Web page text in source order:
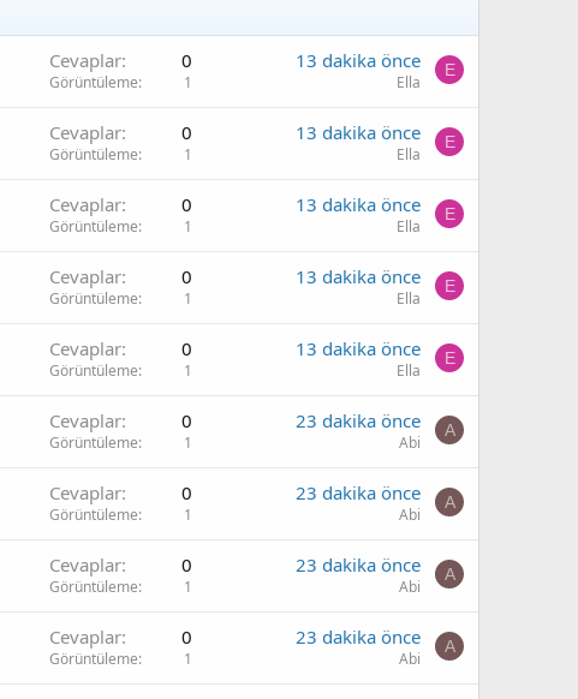
Cevaplar 0
Görüntüleme 1
13 dakika önce
Ella
E
Cevaplar 0
Görüntüleme 1
13 dakika önce
Ella
E
Cevaplar 0
Görüntüleme 1
13 dakika önce
Ella
E
Cevaplar 0
Görüntüleme 1
13 dakika önce
Ella
E
Cevaplar 0
Görüntüleme 1
13 dakika önce
Ella
E
Cevaplar 0
Görüntüleme 1
23 dakika önce
Abi
A
Cevaplar 0
Görüntüleme 1
23 dakika önce
Abi
A
Cevaplar 0
Görüntüleme 1
23 dakika önce
Abi
A
Cevaplar 0
Görüntüleme 1
23 dakika önce
Abi
A